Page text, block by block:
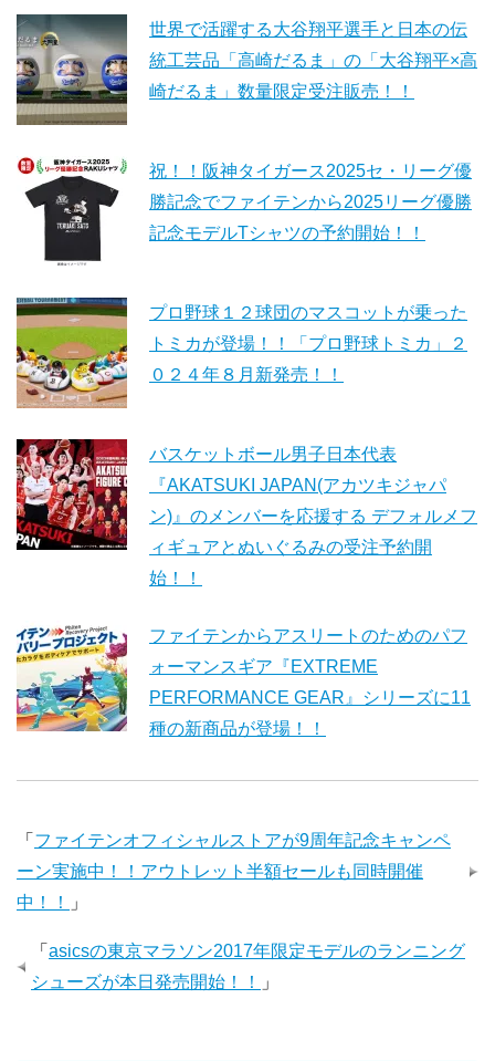
世界で活躍する大谷翔平選手と日本の伝
統工芸品「高崎だるま」の「大谷翔平×高
崎だるま」数量限定受注販売！！
祝！！阪神タイガース2025セ・リーグ優
勝記念でファイテンから2025リーグ優勝
記念モデルTシャツの予約開始！！
プロ野球１２球団のマスコットが乗った
トミカが登場！！「プロ野球トミカ」２
０２４年８月新発売！！
バスケットボール男子日本代表
『AKATSUKI JAPAN(アカツキジャパ
ン)』のメンバーを応援する デフォルメフ
ィギュアとぬいぐるみの受注予約開
始！！
ファイテンからアスリートのためのパフ
ォーマンスギア『EXTREME
PERFORMANCE GEAR』シリーズに11
種の新商品が登場！！
「 ファイテンオフィシャルストアが9周年記念キャンペ
ーン実施中！！アウトレット半額セールも同時開催
中！！
」
「 asicsの東京マラソン2017年限定モデルのランニング
シューズが本日発売開始！！
」